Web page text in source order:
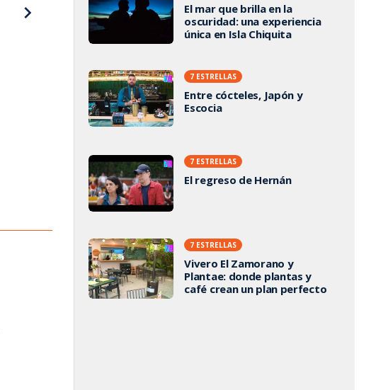
El mar que brilla en la
oscuridad: una experiencia
única en Isla Chiquita
7 ESTRELLAS
Entre cócteles, Japón y
Escocia
7 ESTRELLAS
El regreso de Hernán
7 ESTRELLAS
Vivero El Zamorano y
Plantae: donde plantas y
café crean un plan perfecto